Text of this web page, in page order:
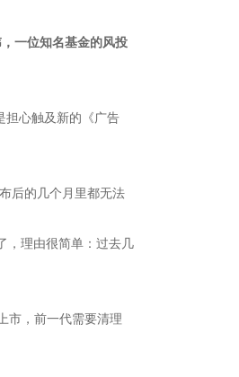
一位知名基金的风投
担心触及新的《广告
后的几个月里都无法
，理由很简单：过去几
市，前一代需要清理